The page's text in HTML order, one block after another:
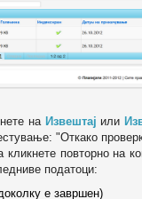
на Извештај или
"Oткако
кликнете повторно на
податоци:
е завршен)